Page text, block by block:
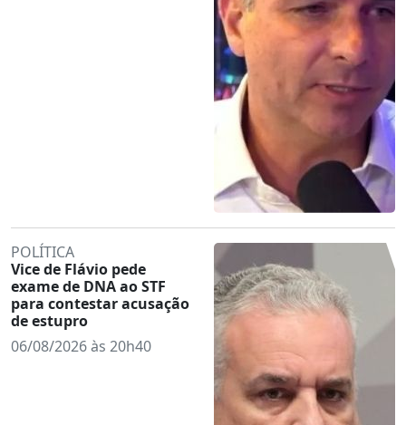
POLÍTICA
Vice de Flávio pede
exame de DNA ao STF
para contestar acusação
de estupro
06/08/2026 às 20h40